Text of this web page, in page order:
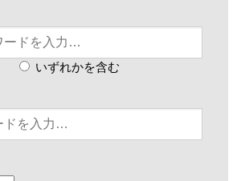
いずれかを含む